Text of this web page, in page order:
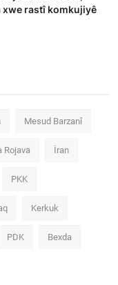
xwe rastî komkujiyê
Mesud Barzanî
Rojava İran
PKK
Kerkuk
PDK Bexda